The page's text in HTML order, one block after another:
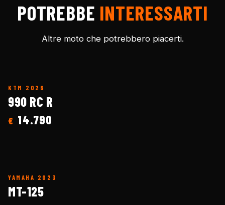
POTREBBE INTERESSARTI
Altre moto che potrebbero piacerti.
KTM 2026
990 RC R
€ 14.790
YAMAHA 2023
MT-125